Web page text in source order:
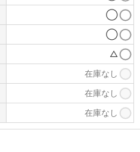
◯
◯
△
在庫なし
在庫なし
在庫なし